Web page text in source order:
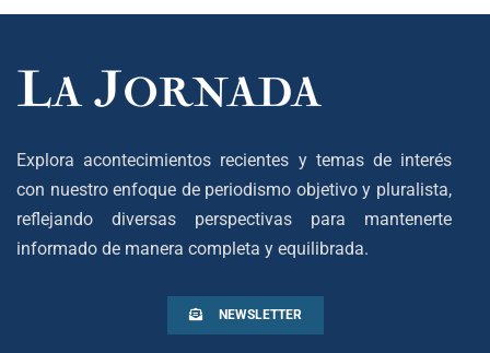
Explora acontecimientos recientes y temas de interés
con nuestro enfoque de periodismo objetivo y pluralista,
reflejando diversas perspectivas para mantenerte
informado de manera completa y equilibrada.
NEWSLETTER